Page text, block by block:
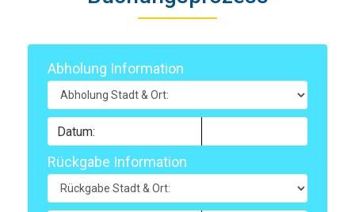
Abholung Information
Rückgabe Information